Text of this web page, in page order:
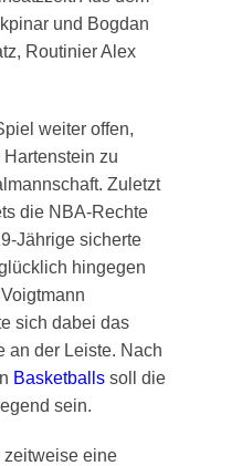
und Bogdan
Routinier Alex
weiter offen,
zu
Zuletzt
die NBA-Rechte
Jährige sicherte
hingegen
sich dabei das
an der Leiste. Nach
Basketballs soll die
sein.
zeitweise eine